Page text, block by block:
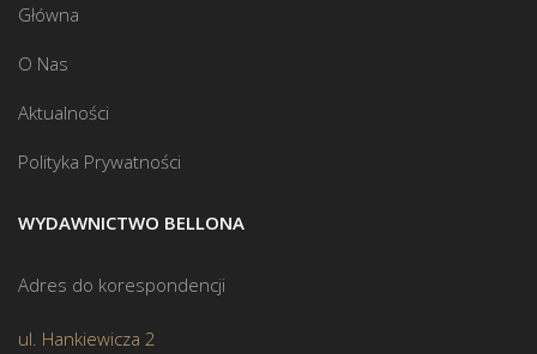
Główna
O Nas
Aktualności
Polityka Prywatności
WYDAWNICTWO BELLONA
Adres do korespondencji
ul. Hankiewicza 2